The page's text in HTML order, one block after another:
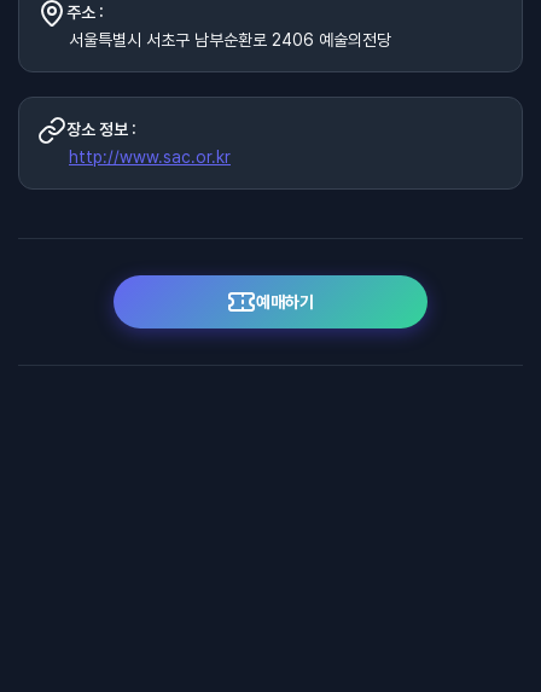
주소 :
서울특별시 서초구 남부순환로 2406 예술의전당
장소 정보 :
http://www.sac.or.kr
예매하기